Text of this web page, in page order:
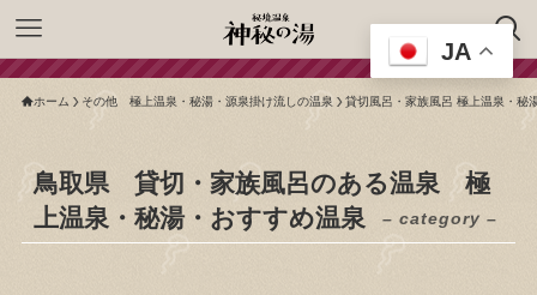
ホーム その他 極上温泉・秘湯・源泉掛け流しの温泉 貸切風呂・家族風呂 極上温泉・秘
鳥取県 貸切・家族風呂のある温泉 極
上温泉・秘湯・おすすめ温泉
– category –
JA